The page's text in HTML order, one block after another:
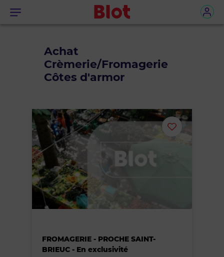
Menu
Achat
Crèmerie/Fromagerie
Côtes d'armor
Ajouter
FROMAGERIE - PROCHE SAINT-
BRIEUC - En exclusivité